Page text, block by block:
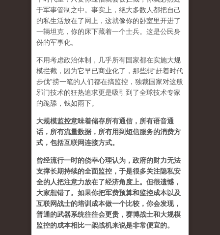
于军事管制之中。事实上，绝大多数人都把自己
的私生活放在了网上，这就像你的卧室里开进了
一辆坦克，你的床下藏着一个士兵。这是公民身
份的军事化。
不用考虑政治体制，几乎所有国家都在实施大规
模拦截，因为它早已商业化了，那些想“赶着时代
步伐”捞一笔的人们都在搞监控，独裁国家对这般
邪门技术的狂热追求更是吸引到了全球技术专家
的跪舔，钱如雨下。
大规模监控意味着储存所有通信，所有语音通
话，所有流量数据，所有用到短信服务的消费方
式，包括互联网连接方式。
曾经流行一时的侥幸心理认为，政府的财力无法
支撑长期持续的全面监控，于是很多关注隐私安
全的人把注意力放在了经济角度上。但很遗憾，
大家想错了。如果你把军费预算和监控成本以及
互联网战士的培训成本做一个比较，你会发现，
普通的武器系统往往会更贵，赛博战士和大规模
监控的成本相比一架战机来说是非常便宜的。